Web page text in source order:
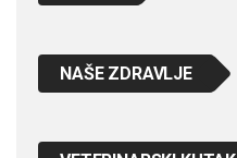
NAŠE ZDRAVLJE